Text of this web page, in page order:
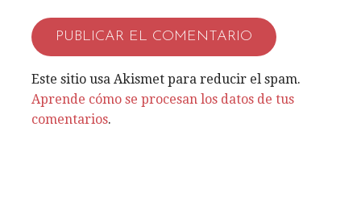
Este sitio usa Akismet para reducir el spam.
Aprende cómo se procesan los datos de tus
comentarios.